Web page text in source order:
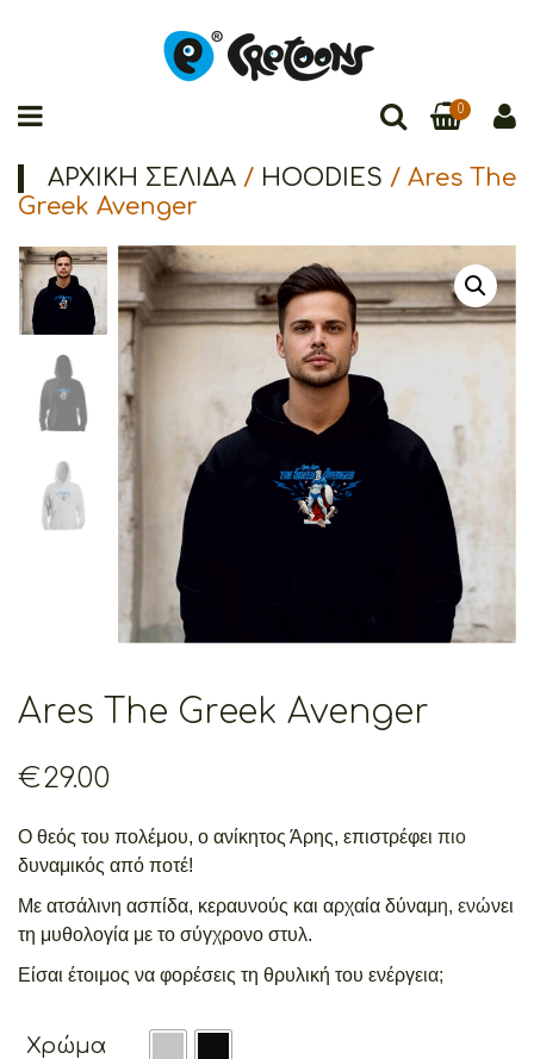
0
ΑΡΧΙΚΉ ΣΕΛΊΔΑ / HOODIES / Ares The
Greek Avenger
Ares The Greek Avenger
€29.00
Ο θεός του πολέμου, ο ανίκητος Άρης, επιστρέφει πιο
δυναμικός από ποτέ!
Με ατσάλινη ασπίδα, κεραυνούς και αρχαία δύναμη, ενώνει
τη μυθολογία με το σύγχρονο στυλ.
Είσαι έτοιμος να φορέσεις τη θρυλική του ενέργεια;
Χρώμα